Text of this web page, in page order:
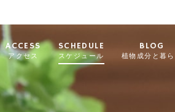
ACCESS
アクセス
SCHEDULE
スケジュール
BLOG
植物成分と暮ら